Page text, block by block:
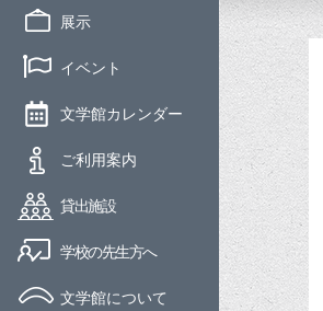
展示
イベント
文学館カレンダー
ご利用案内
貸出施設
学校の先生方へ
文学館について